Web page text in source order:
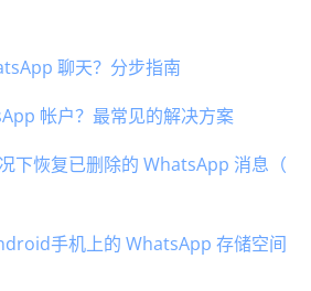
聊天？分步指南
帐户？最常见的解决方案
下恢复已删除的 WhatsApp 消息（
手机上的 WhatsApp 存储空间